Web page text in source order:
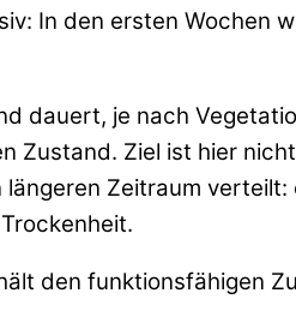
In den ersten Wochen
dauert, je nach
Ziel ist hier
Zeitraum
den funktionsfähigen